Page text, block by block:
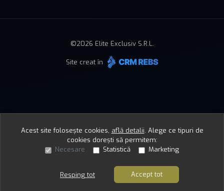
Sună acum Solicită vizionare
©2026 Elite Exclusiv S.R.L.
Site creat în
Acest site folosește cookies, află detalii. Alege ce tipuri de
cookies dorești să permitem:
Necesare
Statistică Marketing
Resping tot Accept tot